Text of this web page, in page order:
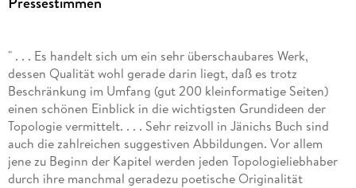
" . . . Es handelt sich um ein sehr überschaubares Werk,
dessen Qualität wohl gerade darin liegt, daß es trotz
Beschränkung im Umfang (gut 200 kleinformatige Seiten)
einen schönen Einblick in die wichtigsten Grundideen der
Topologie vermittelt. . . . Sehr reizvoll in Jänichs Buch sind
auch die zahlreichen suggestiven Abbildungen. Vor allem
jene zu Beginn der Kapitel werden jeden Topologieliebhaber
durch ihre manchmal geradezu poetische Originalität